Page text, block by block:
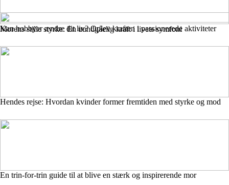
Morens stille styrke: En uundgåelig kraft i livets symfoni
Kan hobbyer ændre dit liv? Oplev kraften i passionerede aktiviteter
Hendes rejse: Hvordan kvinder former fremtiden med styrke og mod
En trin-for-trin guide til at blive en stærk og inspirerende mor